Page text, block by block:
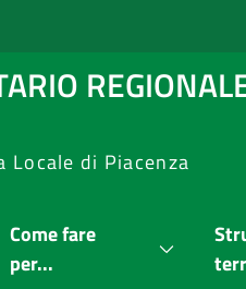
Locale di Piacenza
Come fare
per...